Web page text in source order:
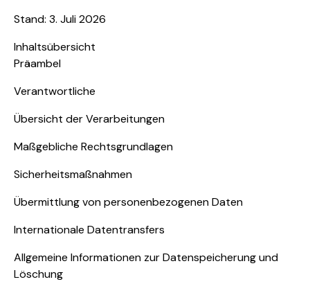
Stand: 3. Juli 2026
Inhaltsübersicht
Präambel
Verantwortliche
Übersicht der Verarbeitungen
Maßgebliche Rechtsgrundlagen
Sicherheitsmaßnahmen
Übermittlung von personenbezogenen Daten
Internationale Datentransfers
Allgemeine Informationen zur Datenspeicherung und
Löschung